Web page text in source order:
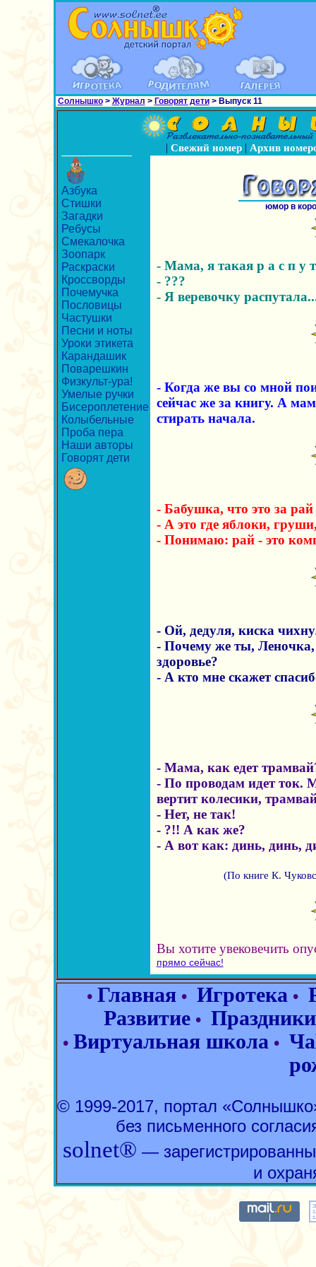
Солнышко> Журнал > Говорят дети> Выпуск 11
| Свежий номер| Архив
Азбука
Стишки
Загадки
Ребусы
Смекалочка
Зоопарк
Раскраски
Кроссворды
Почемучка
Пословицы
Частушки
Песни и ноты
Уроки этикета
Карандашик
Поварешкин
Физкульт-ура!
Умелые ручки
Бисероплетение
Колыбельные
Проба пера
Наши авторы
Говорят дети
юмор в
- Мама, я такая р а с п у
- ???
- Я веревочку
- Когда же вы со мной
сейчас же за книгу. А
стирать начала.
- Бабушка, что это за рай
- А это где яблоки,
- Понимаю: рай - это
- Ой, дедуля, киска
- Почему же ты, Леночка,
здоровье?
- А кто мне скажет
- Мама, как едет
- По проводам идет ток.
вертит колесики,
- Нет, не так!
- ?!! А как же?
- А вот как: динь, динь,
(По книге К.
Вы хотите увековечить
прямо сейчас!
• Главная • Игротека •
Развитие• Праздники
• Виртуальная школа •
© 1999-2017, портал
без письменного
solnet® —
и